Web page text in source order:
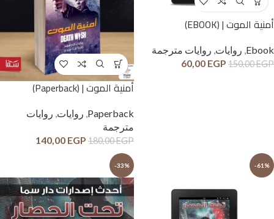
أمنية الموت | (EBOOK)
Ebook
, روايات, روايات مترجمة
150,00EGP
60,00 EGP
أمنية الموت | (Paperback)
Paperback روايات روايات
مترجمة
180,00EGP
140,00 EGP
-61%
-33%